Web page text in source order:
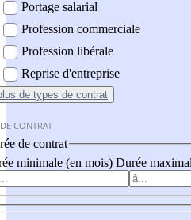
Portage salarial
Profession commerciale
Profession libérale
Reprise d'entreprise
de types de contrat
CONTRAT
de contrat
minimale (en mois) Durée